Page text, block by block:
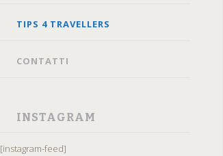
TIPS 4 TRAVELLERS
CONTATTI
INSTAGRAM
[instagram-feed]